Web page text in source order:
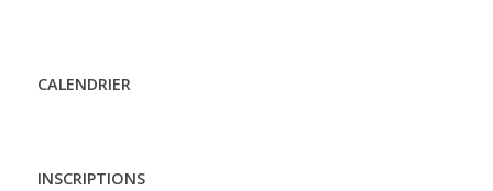
CALENDRIER
INSCRIPTIONS